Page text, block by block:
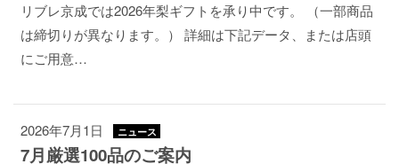
リブレ京成では2026年梨ギフトを承り中です。 （一部商品
は締切りが異なります。） 詳細は下記データ、または店頭
にご用意…
2026年7月1日 ニュース
7月厳選100品のご案内